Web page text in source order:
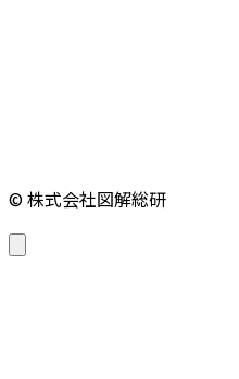
© 株式会社図解総研